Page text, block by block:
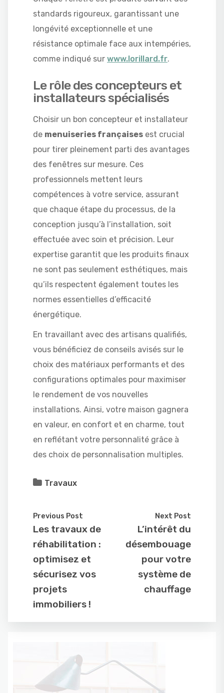
standards rigoureux, garantissant une
longévité exceptionnelle et une
résistance optimale face aux intempéries,
comme indiqué sur www.lorillard.fr.
Le rôle des concepteurs et
installateurs spécialisés
Choisir un bon concepteur et installateur
de menuiseries françaises est crucial
pour tirer pleinement parti des avantages
des fenêtres sur mesure. Ces
professionnels mettent leurs
compétences à votre service, assurant
que chaque étape du processus, de la
conception jusqu’à l’installation, soit
effectuée avec soin et précision. Leur
expertise garantit que les produits finaux
ne sont pas seulement esthétiques, mais
qu’ils respectent également toutes les
normes essentielles d’efficacité
énergétique.
En travaillant avec des artisans qualifiés,
vous bénéficiez de conseils avisés sur le
choix des matériaux performants et des
configurations optimales pour maximiser
le rendement de vos nouvelles
installations. Ainsi, votre maison gagnera
en valeur, en confort et en charme, tout
en reflétant votre personnalité grâce à
des choix de personnalisation multiples.
Travaux
Previous Post
Les travaux de
réhabilitation :
optimisez et
sécurisez vos
projets
immobiliers !
Next Post
L’intérêt du
désembouage
pour votre
système de
chauffage